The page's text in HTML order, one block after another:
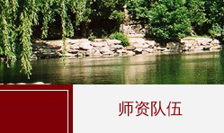
师资队伍